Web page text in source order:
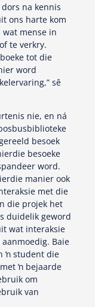
na kennis
ons harte kom
mense in
te verkry.
tot die
word
sê
nie, en ná
besoek
besoeke
word.
manier ook
met die
die projek het
duidelik geword
wat interaksie
Baie
ŉ student die
ŉ bejaarde
om
van